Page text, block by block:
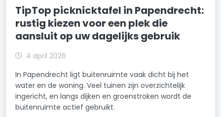
TipTop picknicktafel in Papendrecht:
rustig kiezen voor een plek die
aansluit op uw dagelijks gebruik
4 april 2026
In Papendrecht ligt buitenruimte vaak dicht bij het
water en de woning. Veel tuinen zijn overzichtelijk
ingericht, en langs dijken en groenstroken wordt de
buitenruimte actief gebruikt.